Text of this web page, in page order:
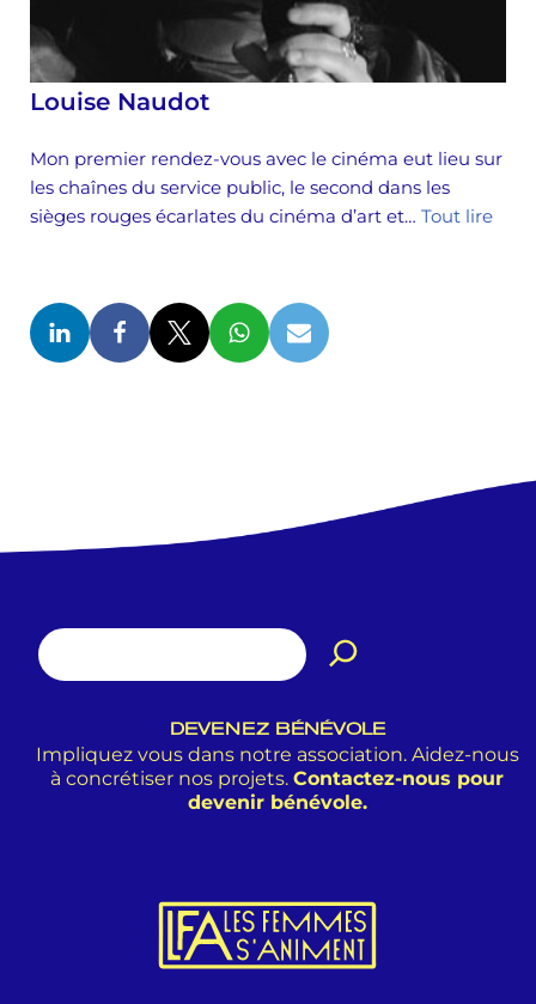
Louise Naudot
Mon premier rendez-vous avec le cinéma eut lieu sur
les chaînes du service public, le second dans les
sièges rouges écarlates du cinéma d’art et… Tout lire
DEVENEZ BÉNÉVOLE
Impliquez vous dans notre association. Aidez-nous
à concrétiser nos projets. Contactez-nous pour
devenir bénévole.